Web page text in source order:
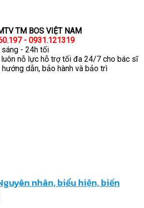
TM BOS VIỆT NAM
- 0931.121319
sáng - 24h tối
luôn nỗ lực hỗ trợ tối đa 24/7 cho bác sĩ
dẫn, bảo hành và bảo trì
nhân, biểu hiện, biến